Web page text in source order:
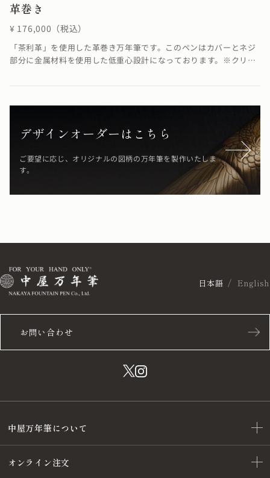
革巻き
¥ 176,000（税込）
「茶利革」を使用した革巻き万年筆です。このペンはカバーとネジ
部分に金属材料を使用した低重心設計になっております。※クリッ
す。「茶利革」は明治初期において、日本の皮革製造技術を向上さ
れたそうです。植物の渋で鞣された山羊革に縦横斜めからの手揉み
を繰り返し行って革の表面を隆起させ、深い凹凸をつけます。多く
の工程を人の手で行なっているため、技術を持った職人にしかつく
る事ができないと言われます。日本独自の希少で非常に美しい革
で、鞄の素材として利用されていました。
デザインオーダーはこちら
ご要望に応じ、オリジナルの図柄の万年筆を製作いたしま
す。
お問い合わせ
日本語 English
中屋万年筆について
オンライン注文